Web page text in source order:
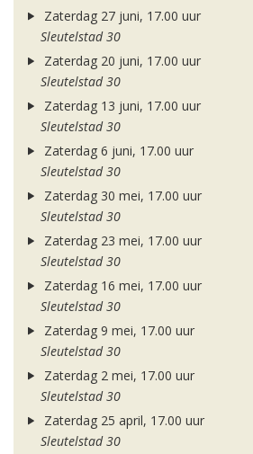
Zaterdag 27 juni, 17.00 uur
Sleutelstad 30
Zaterdag 20 juni, 17.00 uur
Sleutelstad 30
Zaterdag 13 juni, 17.00 uur
Sleutelstad 30
Zaterdag 6 juni, 17.00 uur
Sleutelstad 30
Zaterdag 30 mei, 17.00 uur
Sleutelstad 30
Zaterdag 23 mei, 17.00 uur
Sleutelstad 30
Zaterdag 16 mei, 17.00 uur
Sleutelstad 30
Zaterdag 9 mei, 17.00 uur
Sleutelstad 30
Zaterdag 2 mei, 17.00 uur
Sleutelstad 30
Zaterdag 25 april, 17.00 uur
Sleutelstad 30